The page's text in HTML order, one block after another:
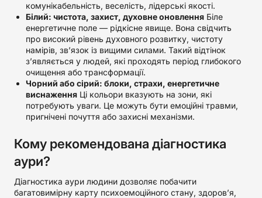
комунікабельність, веселість, лідерські якості.
Білий: чистота, захист, духовне оновлення Біле
енергетичне поле — рідкісне явище. Вона свідчить
про високий рівень духовного розвитку, чистоту
намірів, зв’язок із вищими силами. Такий відтінок
з’являється у людей, які проходять період глибокого
очищення або трансформації.
Чорний або сірий: блоки, страхи, енергетичне
виснаження Ці кольори вказують на зони, які
потребують уваги. Це можуть бути емоційні травми,
пригнічені почуття або захисні механізми.
Кому рекомендована діагностика
аури?
Діагностика аури людини дозволяє побачити
багатовимірну карту психоемоційного стану, здоров’я,